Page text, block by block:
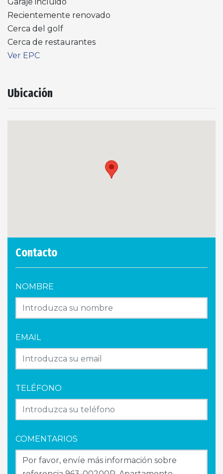
Recientemente renovado
Cerca del golf
Cerca de restaurantes
Ver EPC
Ubicación
Contacto
NOMBRE
EMAIL
TELÉFONO
COMENTARIOS